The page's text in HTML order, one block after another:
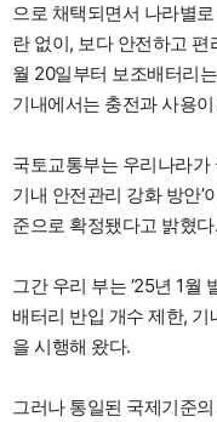
으로 채택되면서 나라별
란 없이, 보다 안전하고
월 20일부터 보조배터리
기내에서는 충전과 사용
국토교통부는 우리나라가
기내 안전관리 강화 방안’
준으로 확정됐다고 밝혔다.
그간 우리 부는 ‘25년 1월
배터리 반입 개수 제한,
을 시행해 왔다.
그러나 통일된 국제기준